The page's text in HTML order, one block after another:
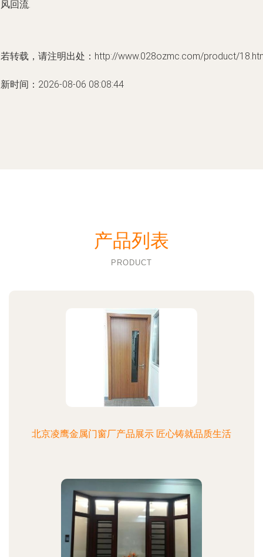
回流.
转载，请注明出处：http://www.028ozmc.com/product/
时间：2026-08-06 08:08:44
产品列表
PRODUCT
北京凌鹰金属门窗厂产品展示 匠心铸就品质生活